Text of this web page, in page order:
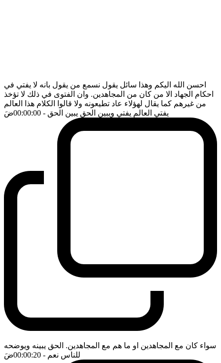
احسن الله اليكم وهذا سائل يقول نسمع من يقول بانه لا يفتي في
احكام الجهاد الا من كان من المجاهدين. وان الفتوى في ذلك لا تؤخذ
من غيرهم كما يقال لهؤلاء عاد تطيعونه ولا قالوا الكلام هذا العالم
يفتي العالم يفتي ويبين الحق يبين الحق - 00:00:00 ضَ
سواء كان مع المجاهدين او ما هم مع المجاهدين. الحق يبينه ويوضحه
للناس نعم - 00:00:20 ضَ